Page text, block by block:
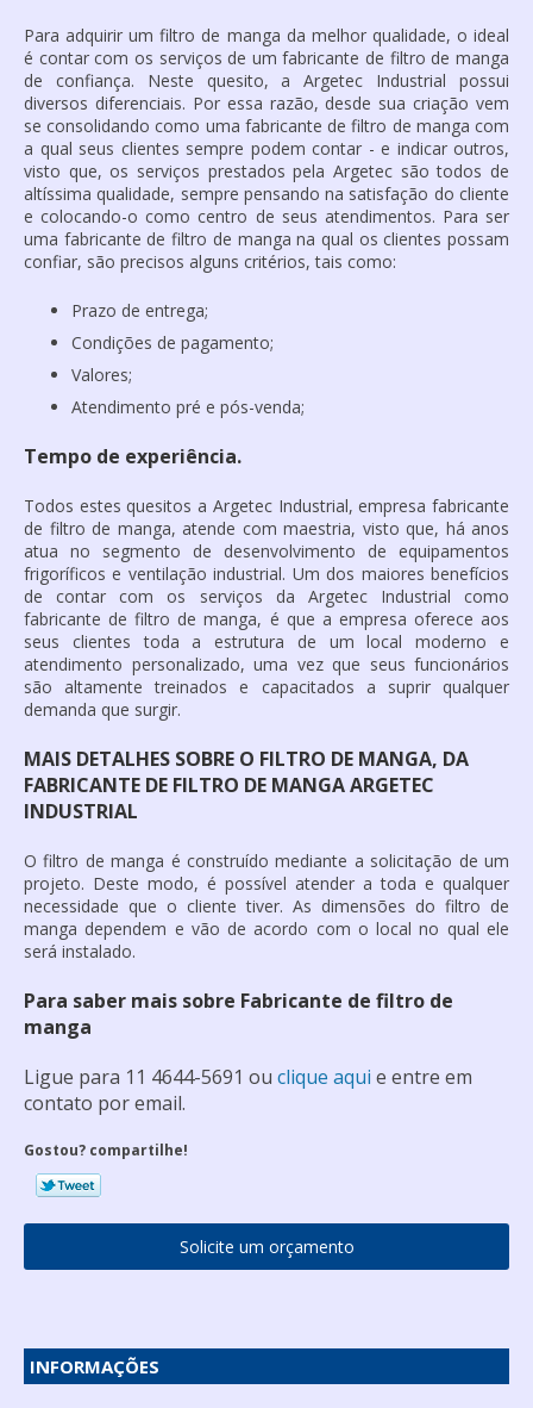
Para adquirir um filtro de manga da melhor qualidade, o ideal
é contar com os serviços de umfabricante de filtro de manga
de confiança. Neste quesito, a Argetec Industrial possui
diversos diferenciais. Por essa razão, desde sua criação vem
se consolidando como uma fabricante de filtro de manga com
a qual seus clientes sempre podem contar - e indicar outros,
visto que, os serviços prestados pela Argetec são todos de
altíssima qualidade, sempre pensando na satisfação do cliente
e colocando-o como centro de seus atendimentos. Para ser
uma fabricante de filtro de manga na qual os clientes possam
confiar, são precisos alguns critérios, tais como:
Prazo de entrega;
Condições de pagamento;
Valores;
Atendimento pré e pós-venda;
Tempo de experiência.
Todos estes quesitos a Argetec Industrial, empresa fabricante
de filtro de manga, atende com maestria, visto que, há anos
atua no segmento de desenvolvimento de equipamentos
frigoríficos e ventilação industrial. Um dos maiores benefícios
de contar com os serviços da Argetec Industrial como
fabricante de filtro de manga, é que a empresa oferece aos
seus clientes toda a estrutura de um local moderno e
atendimento personalizado, uma vez que seus funcionários
são altamente treinados e capacitados a suprir qualquer
demanda que surgir.
MAIS DETALHES SOBRE O FILTRO DE MANGA, DA
FABRICANTE DE FILTRO DE MANGA ARGETEC
INDUSTRIAL
O filtro de manga é construído mediante a solicitação de um
projeto. Deste modo, é possível atender a toda e qualquer
necessidade que o cliente tiver. As dimensões do filtro de
manga dependem e vão de acordo com o local no qual ele
será instalado.
Para saber mais sobre Fabricante de filtro de
manga
Ligue para 11 4644-5691 ou clique aqui e entre em
contato por email.
Gostou? compartilhe!
Solicite um orçamento
INFORMAÇÕES